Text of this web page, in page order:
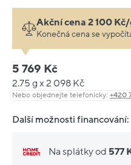
Akční cena 2 100
Konečná cena se
5 769 Kč
2.75 g x 2 098 Kč
Nebo objednejte telefonicky: +420
Další možnosti financování:
Na splátky od 577